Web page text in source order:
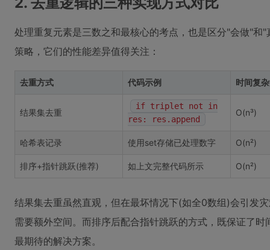
处理重复元素是三数之和最核心的考点，也是区分"会做"和
策略，它们的性能差异值得关注：
去重方式 代码示例 时间复
结果集去重
if triplet not in
res: res.append
O(n³)
哈希表记录 使用set存储已处理数字 O(n²)
排序+指针跳跃(推荐) 如上文完整代码所示 O(n²)
结果集去重虽然直观，但在最坏情况下(如全0数组)会引发
需要额外空间。而排序后配合指针跳跃的方式，既保证了
最期待的解决方案。